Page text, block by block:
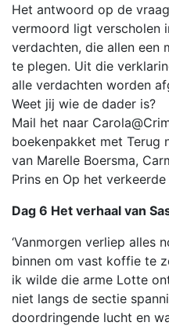
Het antwoord op de
vermoord ligt verscholen
verdachten, die allen een
te plegen. Uit die
alle verdachten worden
Weet jij wie de dader is?
Mail het naar
boekenpakket met Terug
van Marelle Boersma,
Prins en Op het
Dag 6 Het verhaal van
‘Vanmorgen verliep alles
binnen om vast koffie te
ik wilde die arme Lotte
niet langs de sectie
doordringende lucht en